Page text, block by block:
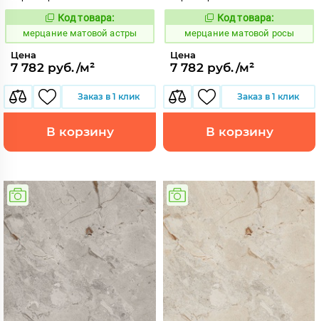
975456
Код товара:
мерцание матовой астры
Цена
7 782 руб./м²
Заказ в 1 клик
В корзину
975457
Код товара:
мерцание матовой росы
Цена
7 782 руб./м²
Заказ в 1 клик
В корзину